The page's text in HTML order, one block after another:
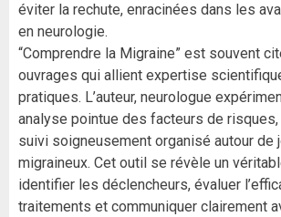
éviter la rechute, enracinées dans les
en neurologie.
“Comprendre la Migraine” est souvent
ouvrages qui allient expertise
pratiques. L’auteur, neurologue
analyse pointue des facteurs de
suivi soigneusement organisé autour de
migraineux. Cet outil se révèle un
identifier les déclencheurs, évaluer
traitements et communiquer clairement